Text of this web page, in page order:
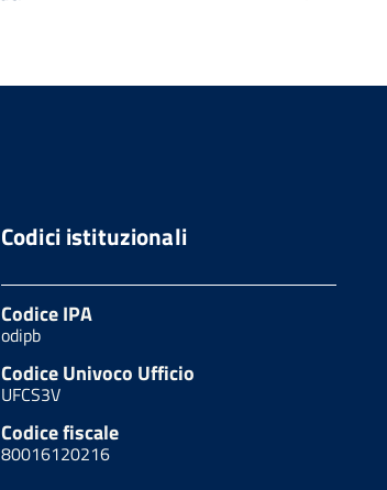
Codici istituzionali
Codice IPA
odipb
Codice Univoco Ufficio
UFCS3V
Codice fiscale
80016120216